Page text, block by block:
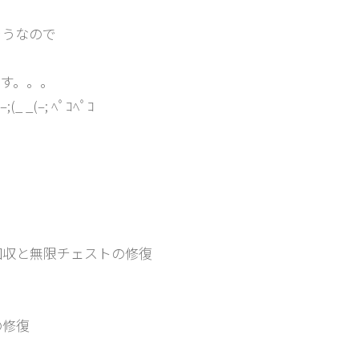
なので
。。。
_(–; ﾍﾟｺﾍﾟｺ
と無限チェストの修復
復